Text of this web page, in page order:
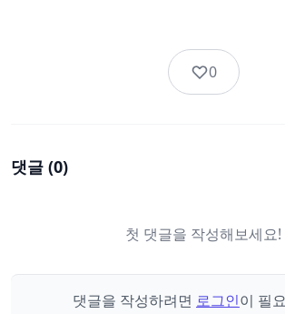
0
댓글 (0)
첫 댓글을 작성해보세요!
댓글을 작성하려면 로그인이 필